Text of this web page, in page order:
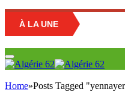
À LA UNE
Home»Posts Tagged